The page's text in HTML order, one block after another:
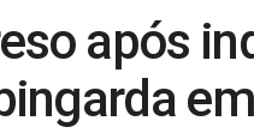
após